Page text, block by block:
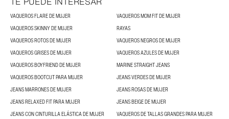
VAQUEROS FLARE DE MUJER
VAQUEROS MOM FIT DE MUJER
VAQUEROS SKINNY DE MUJER
RAYAS
VAQUEROS ROTOS DE MUJER
VAQUEROS NEGROS DE MUJER
VAQUEROS GRISES DE MUJER
VAQUEROS AZULES DE MUJER
VAQUEROS BOYFRIEND DE MUJER
MARINE STRAIGHT JEANS
VAQUEROS BOOTCUT PARA MUJER
JEANS VERDES DE MUJER
JEANS MARRONES DE MUJER
JEANS ROSAS DE MUJER
JEANS RELAXED FIT PARA MUJER
JEANS BEIGE DE MUJER
JEANS CON CINTURILLA ELÁSTICA DE MUJER
VAQUEROS DE TALLAS GRANDES PARA MUJER